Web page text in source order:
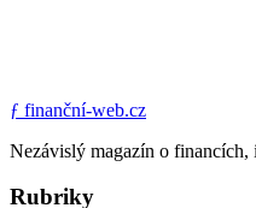
ƒ finanční-web.cz
Nezávislý magazín o financích,
Rubriky